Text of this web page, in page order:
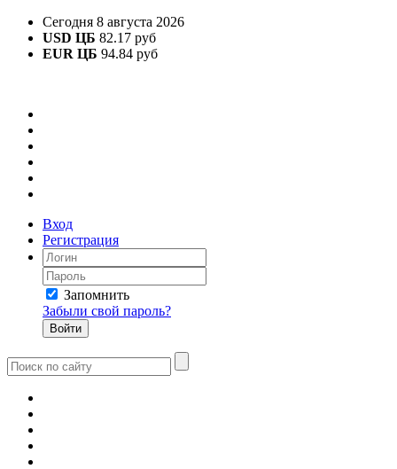
Сегодня 8 августа 2026
USD ЦБ 82.17 руб
EUR ЦБ 94.84 руб
Вход
Регистрация
Запомнить
Забыли свой пароль?